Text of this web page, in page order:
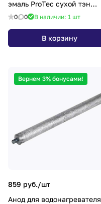
эмаль ProTec сухой тэн
Midea MWH-5015-RED
0 0 В наличии: 1 шт
В корзину
Вернем 3% бонусами!
859 руб./шт
Анод для водонагревателя